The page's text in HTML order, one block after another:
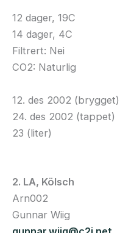
12 dager, 19C
14 dager, 4C
Filtrert: Nei
CO2: Naturlig
12. des 2002 (brygget)
24. des 2002 (tappet)
23 (liter)
2. LA, Kölsch
Arn002
Gunnar Wiig